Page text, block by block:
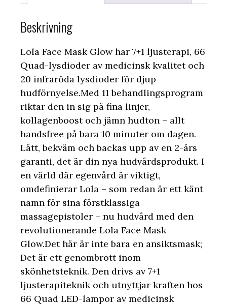
Beskrivning
Lola Face Mask Glow har 7+1 ljusterapi, 66
Quad-lysdioder av medicinsk kvalitet och
20 infraröda lysdioder för djup
hudförnyelse.Med 11 behandlingsprogram
riktar den in sig på fina linjer,
kollagenboost och jämn hudton – allt
handsfree på bara 10 minuter om dagen.
Lätt, bekväm och backas upp av en 2-års
garanti, det är din nya hudvårdsprodukt. I
en värld där egenvård är viktigt,
omdefinierar Lola – som redan är ett känt
namn för sina förstklassiga
massagepistoler – nu hudvård med den
revolutionerande Lola Face Mask
Glow.Det här är inte bara en ansiktsmask;
Det är ett genombrott inom
skönhetsteknik. Den drivs av 7+1
ljusterapiteknik och utnyttjar kraften hos
66 Quad LED-lampor av medicinsk